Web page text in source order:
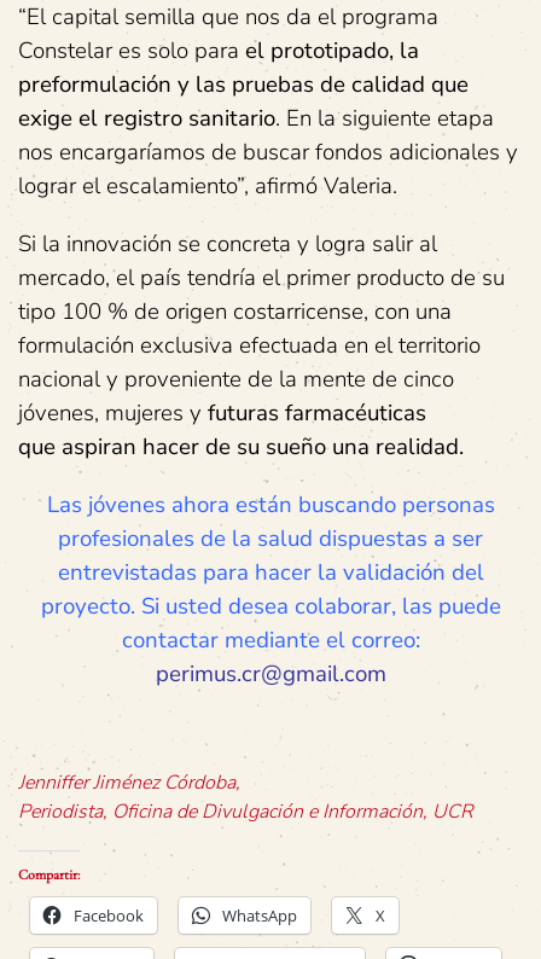
“El capital semilla que nos da el programa
Constelar es solo para el prototipado, la
preformulación y las pruebas de calidad que
exige el registro sanitario. En la siguiente etapa
nos encargaríamos de buscar fondos adicionales y
lograr el escalamiento”, afirmó Valeria.
Si la innovación se concreta y logra salir al
mercado, el país tendría el primer producto de su
tipo 100 % de origen costarricense, con una
formulación exclusiva efectuada en el territorio
nacional y proveniente de la mente de cinco
jóvenes, mujeres y futuras farmacéuticas
que aspiran hacer de su sueño una realidad.
Las jóvenes ahora están buscando personas
profesionales de la salud dispuestas a ser
entrevistadas para hacer la validación del
proyecto. Si usted desea colaborar, las puede
contactar mediante el correo:
perimus.cr@gmail.com
Jenniffer Jiménez Córdoba,
Periodista, Oficina de Divulgación e Información, UCR
Compartir:
Facebook WhatsApp X